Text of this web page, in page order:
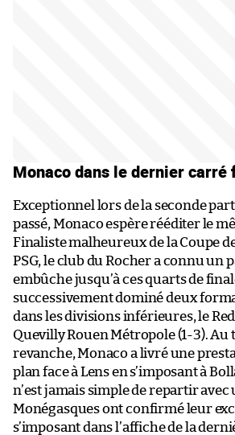
Monaco dans le dernier carré
Exceptionnel lors de la seconde
passé, Monaco espère rééditer le
Finaliste malheureux de la Coupe
PSG, le club du Rocher a connu un
embûche jusqu’à ces quarts de
successivement dominé deux
dans les divisions inférieures, le
Quevilly Rouen Métropole (1-3). Au
revanche, Monaco a livré une
plan face à Lens en s’imposant à
n’est jamais simple de repartir avec
Monégasques ont confirmé leur
s’imposant dans l’affiche de la